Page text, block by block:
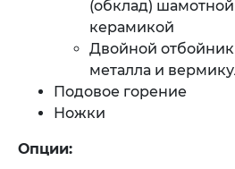
(обклад) шамотной
керамикой
Двойной отбойник
металла и
Подовое горение
Ножки
Опции: